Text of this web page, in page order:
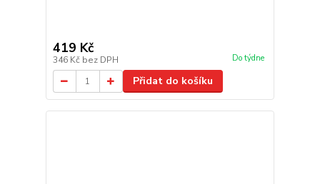
419 Kč
346 Kč bez DPH Do týdne
Přidat do košíku